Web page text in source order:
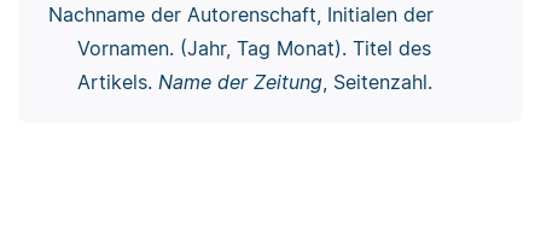
Nachname der Autorenschaft, Initialen der
Vornamen. (Jahr, Tag Monat). Titel des
Artikels. Name der Zeitung, Seitenzahl.